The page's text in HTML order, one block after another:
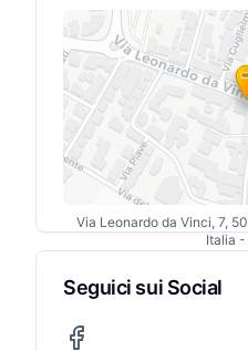
Via Leonardo da Vinci, 7,
Italia -
Seguici sui Social